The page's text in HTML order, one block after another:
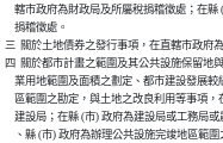
轄市政府為財政局及所屬稅捐稽徵處；在縣
    捐稽徵處。
三  關於土地債券之發行事項，在直轄市政府
四  關於都市計畫之範圍及其公共設施保留地
業用地範圍及面積之劃定、都市建設發展
區範圍之勘定，與土地之改良利用等事項
建設局；在縣 (市) 政府為建設局或工務局
、縣 (市) 政府為辦理公共設施完竣地區範